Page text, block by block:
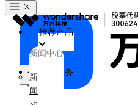
推荐产品
政企服务
新闻中心
新
闻